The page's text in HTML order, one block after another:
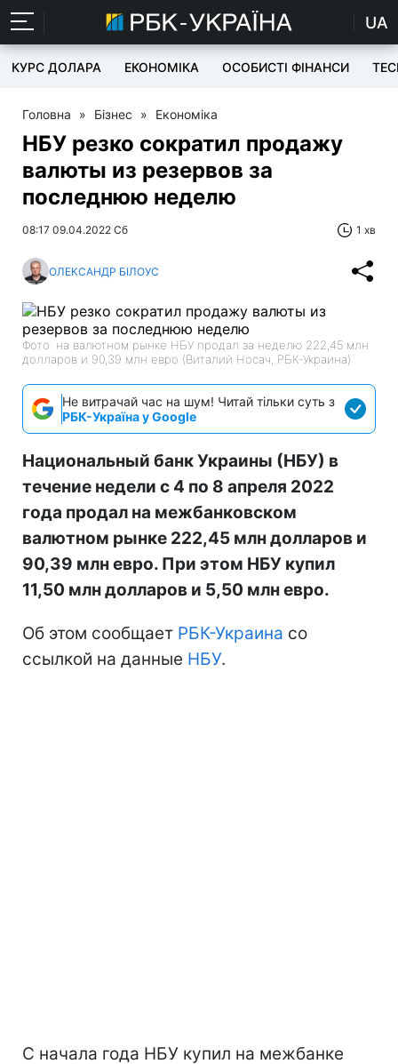
UA
КУРС ДОЛАРА ЕКОНОМІКА ОСОБИСТІ ФІНАНСИ
Головна » Бізнес » Економіка
НБУ резко сократил продажу
валюты из резервов за
последнюю неделю
08:17 09.04.2022 Сб 1 хв
ОЛЕКСАНДР БІЛОУС
Фото: на валютном рынке НБУ продал за неделю 222,45 млн
долларов и 90,39 млн евро (Виталий Носач, РБК-Украина)
Не витрачай час на шум! Читай тільки суть з
РБК-Україна у Google
Национальный банк Украины (НБУ) в
течение недели с 4 по 8 апреля 2022
года продал на межбанковском
валютном рынке 222,45 млн долларов и
90,39 млн евро. При этом НБУ купил
11,50 млн долларов и 5,50 млн евро.
Об этом сообщает РБК-Украина со
ссылкой на данные НБУ.
С начала года НБУ купил на межбанке